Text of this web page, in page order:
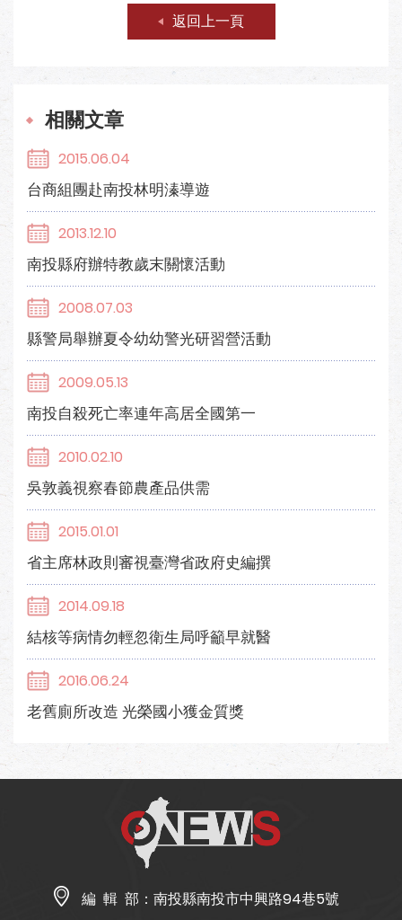
返回上一頁
相關文章
2015.06.04
台商組團赴南投林明溱導遊
2013.12.10
南投縣府辦特教歲末關懷活動
2008.07.03
縣警局舉辦夏令幼幼警光研習營活動
2009.05.13
南投自殺死亡率連年高居全國第一
2010.02.10
吳敦義視察春節農產品供需
2015.01.01
省主席林政則審視臺灣省政府史編撰
2014.09.18
結核等病情勿輕忽衛生局呼籲早就醫
2016.06.24
老舊廁所改造 光榮國小獲金質獎
編 輯 部： 南投縣南投市中興路94巷5號